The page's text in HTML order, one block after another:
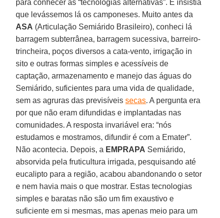
para conhecer as “tecnologias alternativas”. E insistia
que levássemos lá os camponeses. Muito antes da
ASA (Articulação Semiárido Brasileiro), conheci lá
barragem subterrânea, barragem sucessiva, barreiro-
trincheira, poços diversos a cata-vento, irrigação in
sito e outras formas simples e acessíveis de
captação, armazenamento e manejo das águas do
Semiárido, suficientes para uma vida de qualidade,
sem as agruras das previsíveissecas. A pergunta era
por que não eram difundidas e implantadas nas
comunidades. A resposta invariável era: “nós
estudamos e mostramos, difundir é com a Emater”.
Não acontecia. Depois, a EMPRAPA Semiárido,
absorvida pela fruticultura irrigada, pesquisando até
eucalipto para a região, acabou abandonando o setor
e nem havia mais o que mostrar. Estas tecnologias
simples e baratas não são um fim exaustivo e
suficiente em si mesmas, mas apenas meio para um